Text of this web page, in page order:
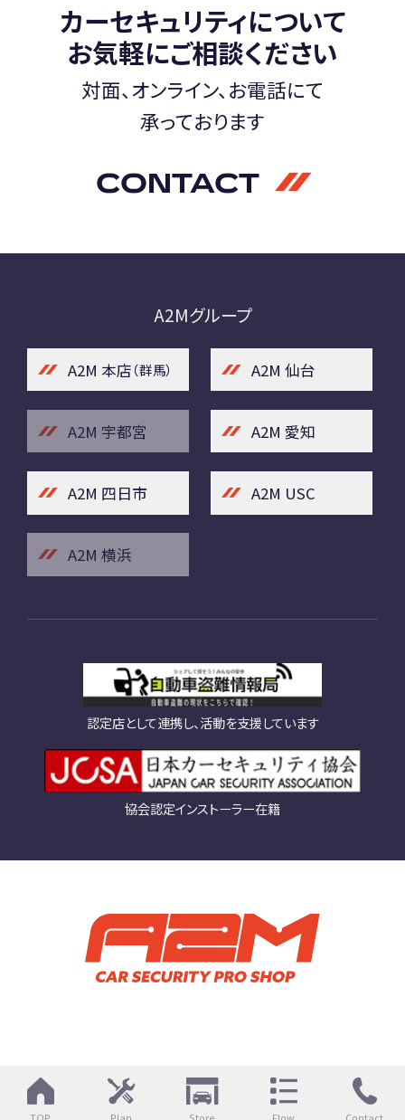
カーセキュリティについて
お気軽にご相談ください
対面、オンライン、お電話にて
承っております
CONTACT
A2Mグループ
A2M 本店（群馬） A2M 仙台
A2M 宇都宮 A2M 愛知
A2M 四日市 A2M USC
A2M 横浜
認定店として連携し、活動を支援しています
協会認定インストーラー在籍